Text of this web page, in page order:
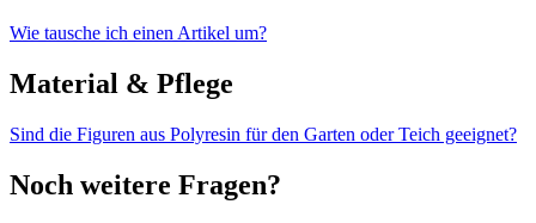
Wie tausche ich einen Artikel um?
Material & Pflege
Sind die Figuren aus Polyresin für den Garten oder Teich geeignet?
Noch weitere Fragen?